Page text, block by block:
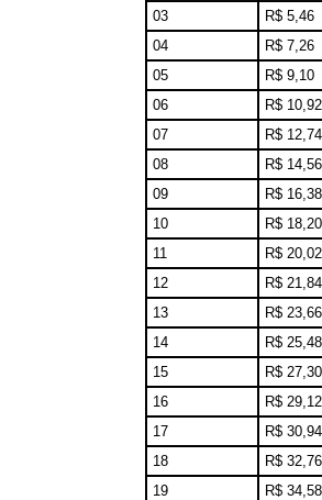
03
R$ 5,46
04
R$ 7,26
05
R$ 9,10
06
R$ 10,92
07
R$ 12,74
08
R$ 14,56
09
R$ 16,38
10
R$ 18,20
11
R$ 20,02
12
R$ 21,84
13
R$ 23,66
14
R$ 25,48
15
R$ 27,30
16
R$ 29,12
17
R$ 30,94
18
R$ 32,76
19
R$ 34,58